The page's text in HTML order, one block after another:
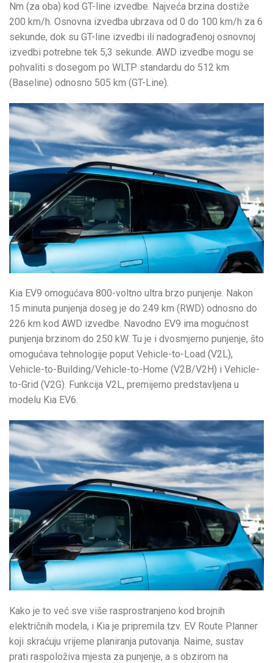
Nm (za oba) kod GT-line izvedbe. Najveća brzina dostiže
200 km/h. Osnovna izvedba ubrzava od 0 do 100 km/h za 6
sekunde, dok su GT-line izvedbi ili nadograđenoj osnovnoj
izvedbi potrebne tek 5,3 sekunde. AWD izvedbe mogu se
pohvaliti s dosegom po WLTP standardu do 512 km
(Baseline) odnosno 505 km (GT-Line).
Kia EV9 omogućava 800-voltno ultra brzo punjenje. Nakon
15 minuta punjenja doseg je do 249 km (RWD) odnosno do
226 km kod AWD izvedbe. Navodno EV9 ima mogućnost
punjenja brzinom do 250 kW. Tu je i dvosmjerno punjenje, što
omogućava tehnologije poput Vehicle-to-Load (V2L),
Vehicle-to-Building/Vehicle-to-Home (V2B/V2H) i Vehicle-
to-Grid (V2G). Funkcija V2L, premijerno predstavljena u
modelu Kia EV6.
Kako je to već sve više rasprostranjeno kod brojnih
električnih modela, i Kia je pripremila tzv. EV Route Planner
koji skraćuju vrijeme planiranja putovanja. Naime, sustav
prati raspoloživa mjesta za punjenje, a s obzirom na